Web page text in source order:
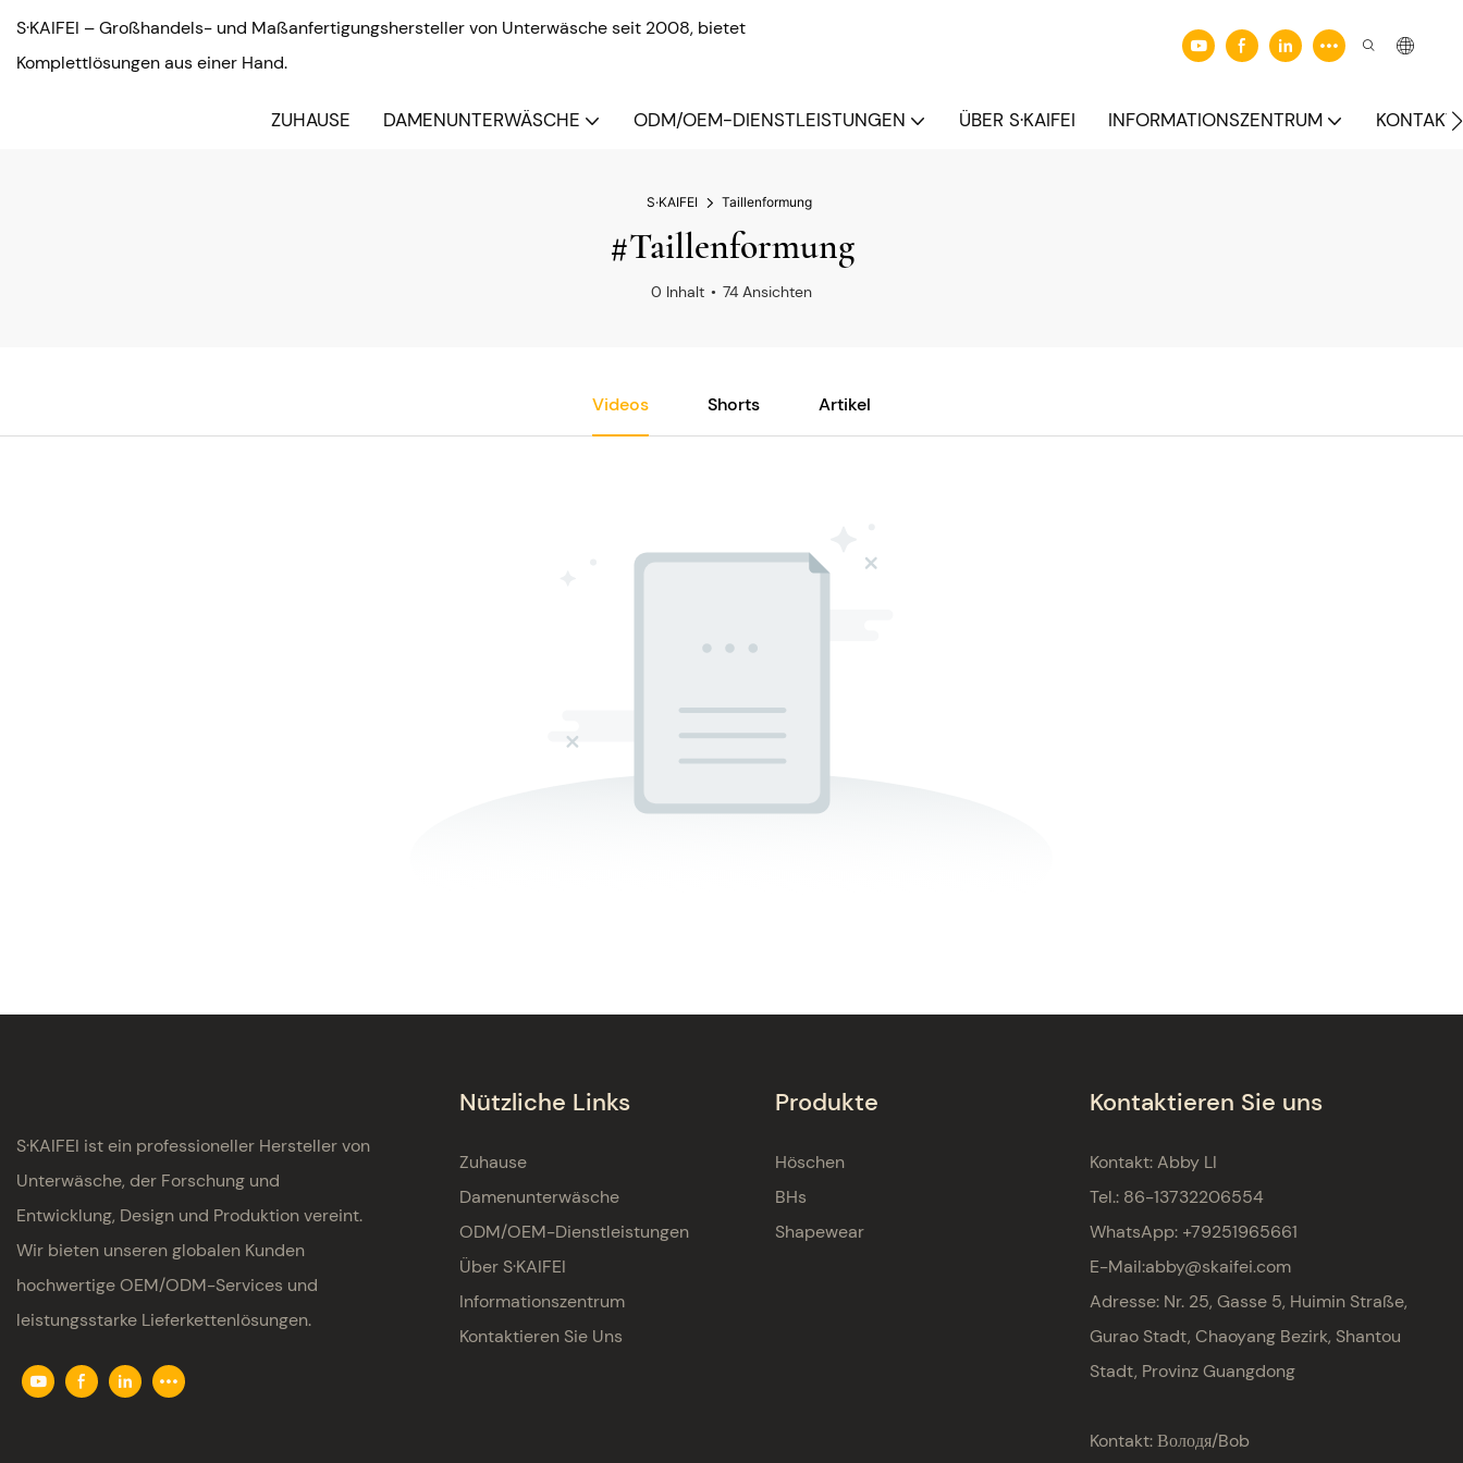
S·KAIFEI – Großhandels- und Maßanfertigungshersteller von Unterwäsche seit 2008, bietet
Komplettlösungen aus einer Hand.
ZUHAUSE DAMENUNTERWÄSCHE ODM/OEM-DIENSTLEISTUNGEN ÜBER S·KAIFEI INFORMATIONSZENTRUM
S·KAIFEI Taillenformung
#Taillenformung
0 Inhalt 74 Ansichten
Videos Shorts Artikel
S·KAIFEI ist ein professioneller Hersteller von
Unterwäsche, der Forschung und
Entwicklung, Design und Produktion vereint.
Wir bieten unseren globalen Kunden
hochwertige OEM/ODM-Services und
leistungsstarke Lieferkettenlösungen.
Nützliche Links
Zuhause
Damenunterwäsche
ODM/OEM-Dienstleistungen
Über S·KAIFEI
Informationszentrum
Kontaktieren Sie Uns
Produkte
Höschen
BHs
Shapewear
Kontaktieren Sie uns
Kontakt: Abby LI
Tel.: 86-13732206554
WhatsApp: +79251965661
E-Mail:abby@skaifei.com
Adresse: Nr. 25, Gasse 5, Huimin Straße,
Gurao Stadt, Chaoyang Bezirk, Shantou
Stadt, Provinz Guangdong
Kontakt: Володя/Bob